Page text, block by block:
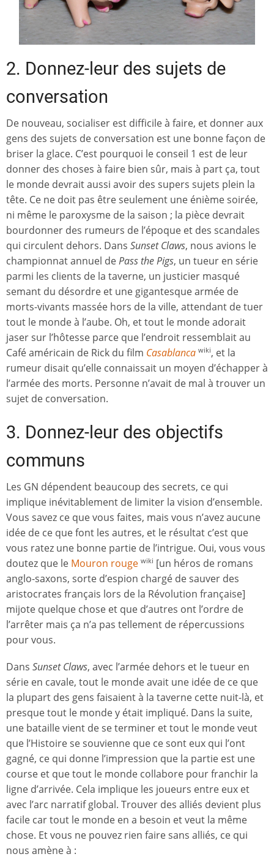
2. Donnez-leur des sujets de
conversation
De nouveau, socialiser est difficile à faire, et donner aux
gens des sujets de conversation est une bonne façon de
briser la glace. C’est pourquoi le conseil 1 est de leur
donner des choses à faire bien sûr, mais à part ça, tout
le monde devrait aussi avoir des supers sujets plein la
tête. Ce ne doit pas être seulement une énième soirée,
ni même le paroxysme de la saison ; la pièce devrait
bourdonner des rumeurs de l’époque et des scandales
qui circulent dehors. Dans Sunset Claws, nous avions le
championnat annuel dePass the Pigs, un tueur en série
parmi les clients de la taverne, un justicier masqué
semant du désordre et une gigantesque armée de
morts-vivants massée hors de la ville, attendant de tuer
tout le monde à l’aube. Oh, et tout le monde adorait
jaser sur l’hôtesse parce que l’endroit ressemblait au
Café américain de Rick du film Casablanca wiki, et la
rumeur disait qu’elle connaissait un moyen d’échapper à
l’armée des morts. Personne n’avait de mal à trouver un
sujet de conversation.
3. Donnez-leur des objectifs
communs
Les GN dépendent beaucoup des secrets, ce qui
implique inévitablement de limiter la vision d’ensemble.
Vous savez ce que vous faites, mais vous n’avez aucune
idée de ce que font les autres, et le résultat c’est que
vous ratez une bonne partie de l’intrigue. Oui, vous vous
doutez que le Mouron rouge wiki [un héros de romans
anglo-saxons, sorte d’espion chargé de sauver des
aristocrates français lors de la Révolution française]
mijote quelque chose et que d’autres ont l’ordre de
l’arrêter mais ça n’a pas tellement de répercussions
pour vous.
Dans Sunset Claws, avec l’armée dehors et le tueur en
série en cavale, tout le monde avait une idée de ce que
la plupart des gens faisaient à la taverne cette nuit-là, et
presque tout le monde y était impliqué. Dans la suite,
une bataille vient de se terminer et tout le monde veut
que l’Histoire se souvienne que ce sont eux qui l’ont
gagné, ce qui donne l’impression que la partie est une
course et que tout le monde collabore pour franchir la
ligne d’arrivée. Cela implique les joueurs entre eux et
avec l’arc narratif global. Trouver des alliés devient plus
facile car tout le monde en a besoin et veut la même
chose. Et vous ne pouvez rien faire sans alliés, ce qui
nous amène à :